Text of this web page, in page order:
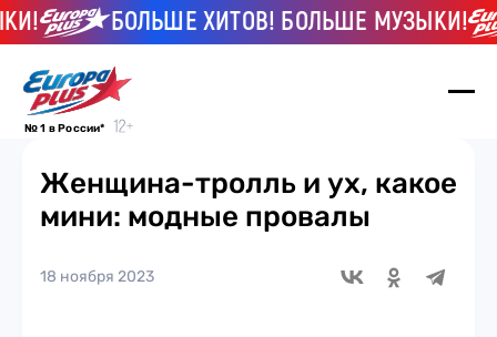
БОЛЬШЕ ХИТОВ! БОЛЬШЕ МУЗЫКИ!
№ 1 в России*
Женщина-тролль и ух, какое
мини: модные провалы
18 ноября 2023